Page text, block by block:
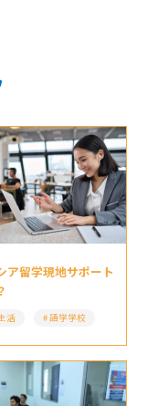
ア留学現地サポート
活 語学学校